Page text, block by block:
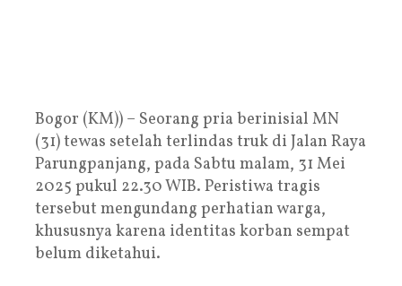
Bogor (KM)) – Seorang pria berinisial MN
(31) tewas setelah terlindas truk di Jalan Raya
Parungpanjang, pada Sabtu malam, 31 Mei
2025 pukul 22.30 WIB. Peristiwa tragis
tersebut mengundang perhatian warga,
khususnya karena identitas korban sempat
belum diketahui.